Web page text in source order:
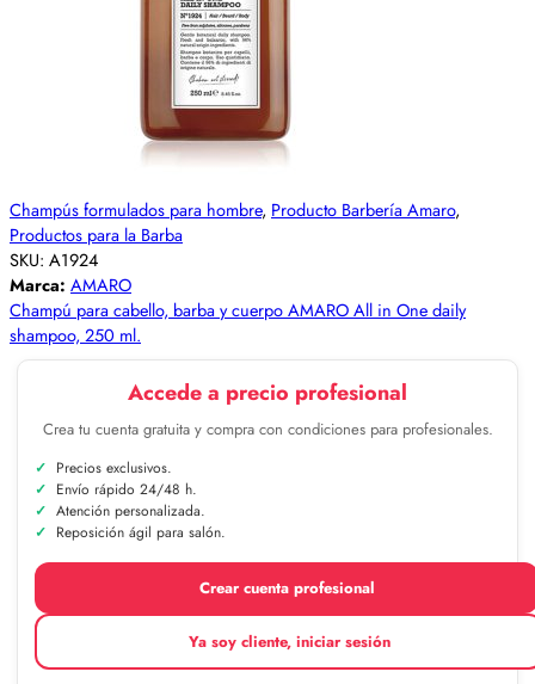
Champús formulados para hombre, Producto Barbería Amaro,
Productos para la Barba
SKU: A1924
Marca: AMARO
Champú para cabello, barba y cuerpo AMARO All in One daily
shampoo, 250 ml.
Accede a precio profesional
Crea tu cuenta gratuita y compra con condiciones para profesionales.
Precios exclusivos.
Envío rápido 24/48 h.
Atención personalizada.
Reposición ágil para salón.
Crear cuenta profesional
Ya soy cliente, iniciar sesión